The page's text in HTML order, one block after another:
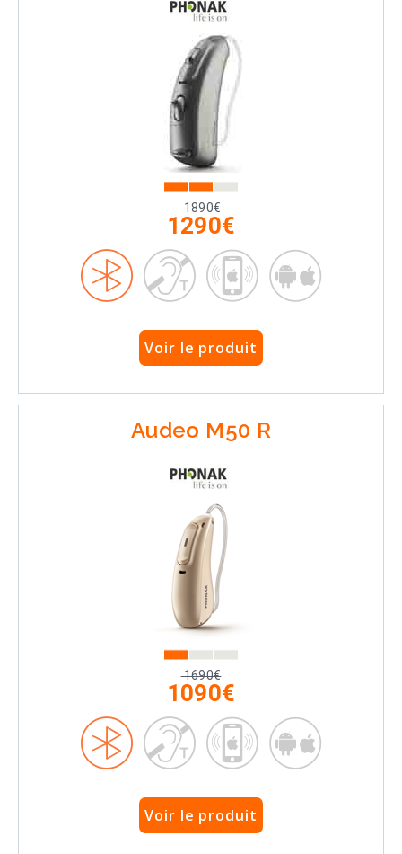
1890€
1290€
Voir le produit
Audeo M50 R
1690€
1090€
Voir le produit